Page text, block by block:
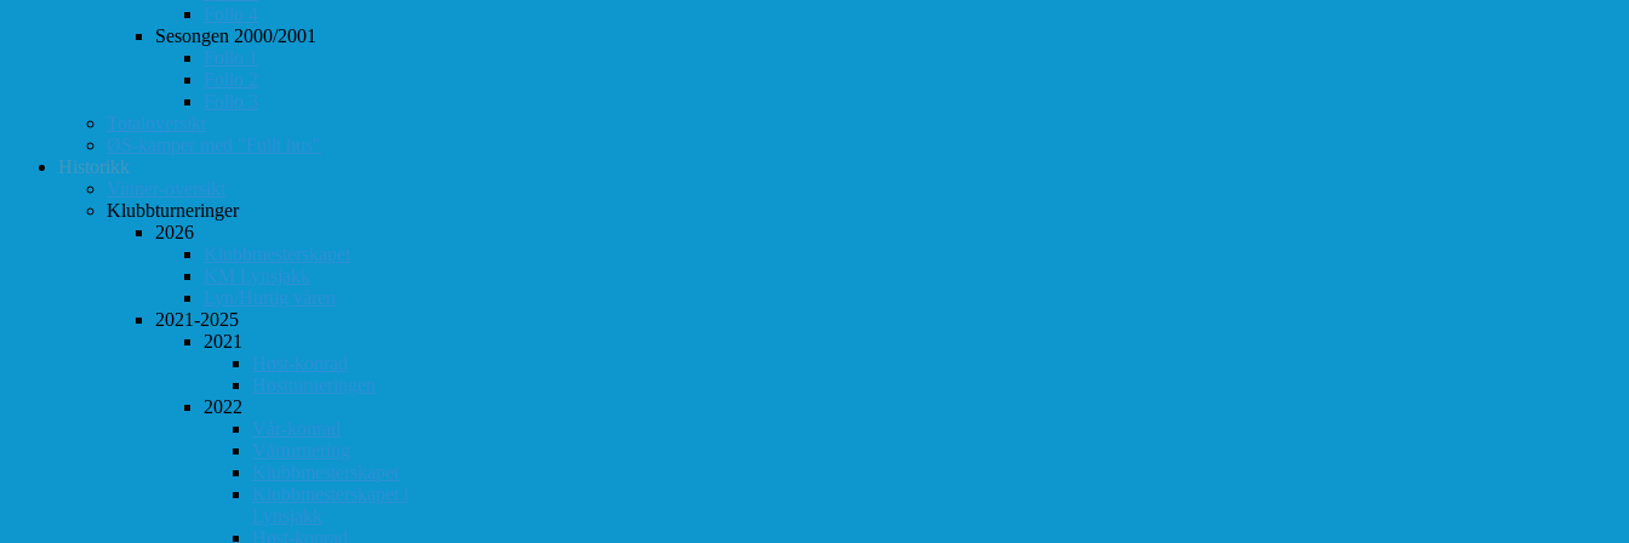
Follo 4
Sesongen 2000/2001
Follo 1
Follo 2
Follo 3
Totaloversikt
ØS-kamper med "Fullt hus"
Historikk
Vinner-oversikt
Klubbturneringer
2026
Klubbmesterskapet
KM Lynsjakk
Lyn/Hurtig våren
2021-2025
2021
Høst-konrad
Høstturneringen
2022
Vår-konrad
Vårturnering
Klubbmesterskapet
Klubbmesterskapet i
Lynsjakk
Høst-konrad